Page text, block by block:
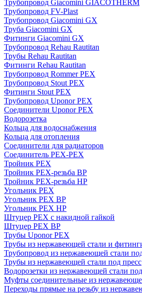
Трубопровод Giacomini GIACOTHERM
Трубопровод FV-Plast
Трубопровод Giacomini GX
Труба Giacomini GX
Фитинги Giacomini GX
Трубопровод Rehau Rautitan
Трубы Rehau Rautitan
Фитинги Rehau Rautitan
Трубопровод Rommer PEX
Трубопровод Stout PEX
Фитинги Stout PEX
Трубопровод Uponor PEX
Соединители Uponor PEX
Водорозетка
Кольца для водоснабжения
Кольца для отопления
Соединители для радиаторов
Соединитель PEX-PEX
Тройник PEX
Тройник PEX-резьба ВР
Тройник PEX-резьба НР
Угольник PEX
Угольник PEX ВР
Угольник PEX НР
Штуцер PEX c накидной гайкой
Штуцер PEX ВР
Трубы Uponor PEX
Трубы из нержавеющей стали и
Трубопровод из нержавеющей стали
Трубы из нержавеющей стали под пресс
Водорозетки из нержавеющей стали
Муфты соединительные из
Переходы прямые на резьбу из